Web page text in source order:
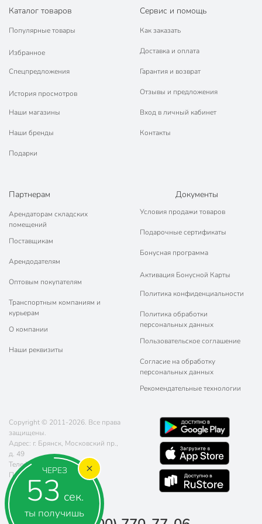
ЧЕРЕЗ
53 сек.
ты получишь
Каталог товаров
Популярные товары
Избранное
Спецпредложения
История просмотров
Наши магазины
Наши бренды
Подарки
Сервис и помощь
Как заказать
Доставка и оплата
Гарантия и возврат
Отзывы и предложения
Вход в личный кабинет
Контакты
Партнерам
Арендаторам складских
помещений
Поставщикам
Арендодателям
Оптовым покупателям
Транспортным компаниям и
курьерам
О компании
Наши реквизиты
Документы
Условия продажи товаров
Подарочные сертификаты
Бонусная программа
Активация Бонусной Карты
Политика конфиденциальности
Политика обработки
персональных данных
Пользовательское соглашение
Согласие на обработку
персональных данных
Рекомендательные технологии
Copyright © 2011-2026. Все права
защищены.
Адрес: г. Брянск, Московский пр.,
д. 49
Телефон:
8 (800) 770-77-06
Почта:
sales@poryadok.ru